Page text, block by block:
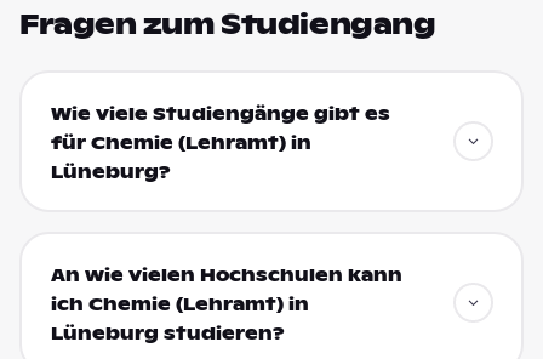
Fragen zum Studiengang
Wie viele Studiengänge gibt es
für Chemie (Lehramt) in
Lüneburg?
An wie vielen Hochschulen kann
ich Chemie (Lehramt) in
Lüneburg studieren?